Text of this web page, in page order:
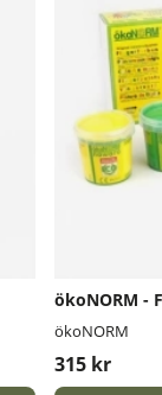
ökoNORM -
ökoNORM
315 kr